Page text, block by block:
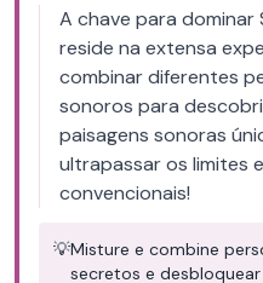
A chave para dominar
reside na extensa
combinar diferentes
sonoros para
paisagens sonoras
ultrapassar os limites
convencionais!
💡Misture e combine
secretos e